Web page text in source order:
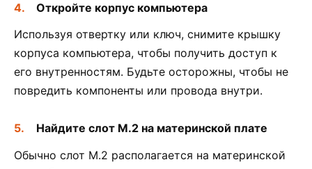
Откройте корпус компьютера
Используя отвертку или ключ, снимите крышку
корпуса компьютера, чтобы получить доступ к
его внутренностям. Будьте осторожны, чтобы не
повредить компоненты или провода внутри.
Найдите слот M.2 на материнской плате
Обычно слот M.2 располагается на материнской